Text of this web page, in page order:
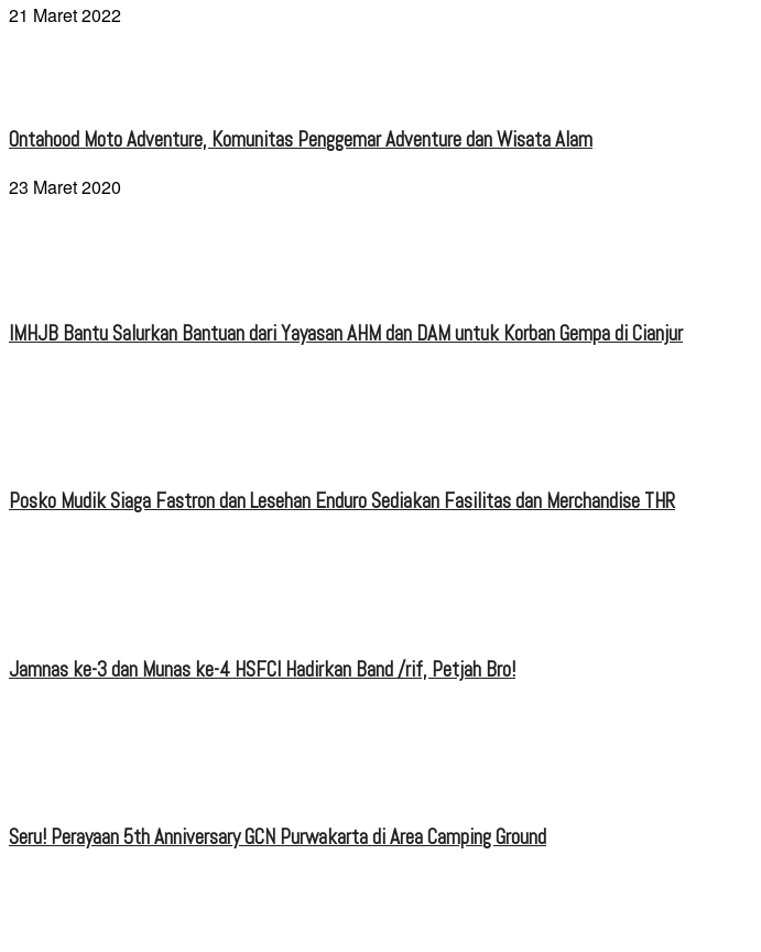
21 Maret 2022
Ontahood Moto Adventure, Komunitas Penggemar Adventure dan Wisata Alam
23 Maret 2020
IMHJB Bantu Salurkan Bantuan dari Yayasan AHM dan DAM untuk Korban Gempa di Cianjur
Posko Mudik Siaga Fastron dan Lesehan Enduro Sediakan Fasilitas dan Merchandise THR
Jamnas ke-3 dan Munas ke-4 HSFCI Hadirkan Band /rif, Petjah Bro!
Seru! Perayaan 5th Anniversary GCN Purwakarta di Area Camping Ground